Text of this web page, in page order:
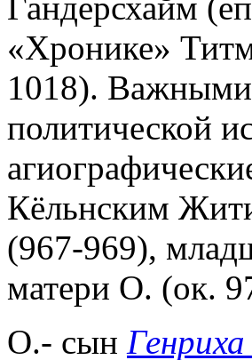
«Хронике»
1018). Важными
политической
Кёльнским
(967-969),
матери О. (ок.
О.- сын